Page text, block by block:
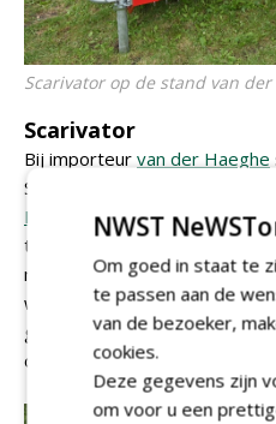
Scarivator op de stand van der
Scarivator
Bij importeur van der Haeghe
Scarivator op de stand van
Redexim. De Scarivator is
toenemende populariteit van
machine kan de fieldmanager
wortelzone verwijderen, de
gladde, vlakke ondergrond
onderlaag te beschadigen.
NWST
Om goed in staat te
te passen aan de
van de bezoeker,
cookies.
Deze gegevens zijn
om voor u een